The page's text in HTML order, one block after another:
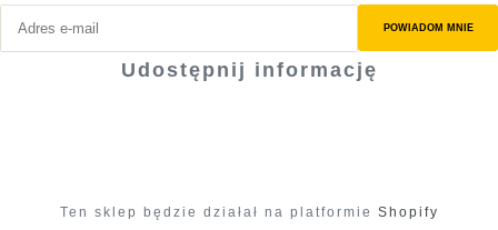
POWIADOM MNIE
Udostępnij informację
Ten sklep będzie działał na platformie Shopify